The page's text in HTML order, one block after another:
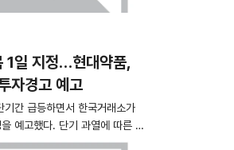
1일 지정…현대약품,
자경고 예고
기간 급등하면서 한국거래소가
예고했다. 단기 과열에 따른 위
개인투자자를 중심으로 투자 리